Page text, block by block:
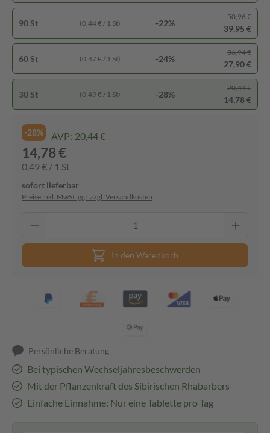
90 St (0,44 € / 1 St) -22%
50,96 €
39,95 €
60 St (0,47 € / 1 St) -24%
36,94 €
27,90 €
30 St (0,49 € / 1 St) -28%
20,44 €
14,78 €
-28% AVP: 20,44 €
14,78 €
0,49 € / 1 St
sofort lieferbar
Preise inkl. MwSt. ggf. zzgl. Versandkosten
In den Warenkorb
Persönliche Beratung
Bei typischen Wechseljahresbeschwerden
Mit der Pflanzenkraft des Sibirischen Rhabarbers
Einfache Einnahme: Nur eine Tablette pro Tag